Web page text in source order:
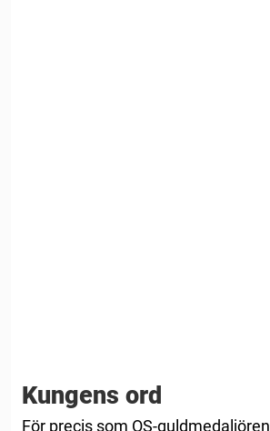
Kungens ord
För precis som OS-guldmedaljören